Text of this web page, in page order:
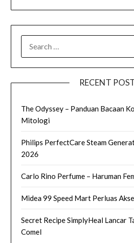
FOR:
RECENT
The Odyssey – Panduan Bacaan
Mitologi
Philips PerfectCare Steam
2026
Carlo Rino Perfume – Haruman
Midea 99 Speed Mart Perluas
Secret Recipe SimplyHeal Lancar
Comel